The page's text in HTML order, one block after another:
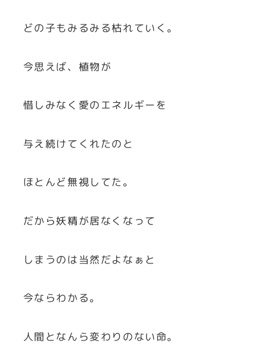
どの子もみるみる枯れていく。
今思えば、植物が
惜しみなく愛のエネルギーを
与え続けてくれたのと
ほとんど無視してた。
だから妖精が居なくなって
しまうのは当然だよなぁと
今ならわかる。
人間となんら変わりのない命。